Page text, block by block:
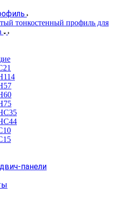
тонкостенный профиль для
панели